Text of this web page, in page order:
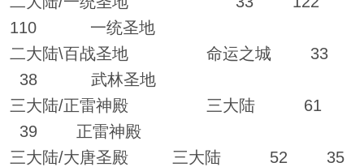
110 一统圣地
二大陆\百战圣地 命运之城 33
38 武林圣地
三大陆/正雷神殿 三大陆 61
39 正雷神殿
三大陆/大唐圣殿 三大陆 52 35